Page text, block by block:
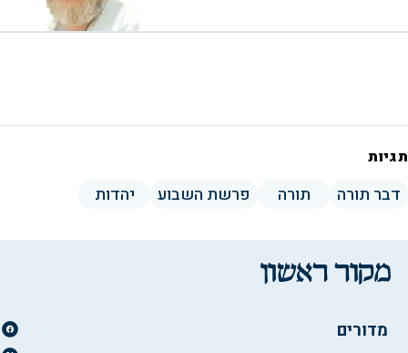
תגיות
דבר תורה תורה פרשת השבוע יהדות
מדורים